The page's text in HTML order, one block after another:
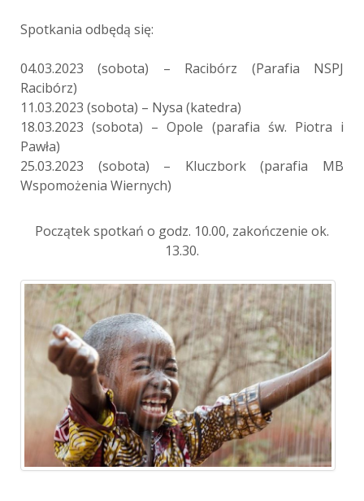
Spotkania odbędą się:
04.03.2023 (sobota) – Racibórz (Parafia NSPJ
Racibórz)
11.03.2023 (sobota) – Nysa (katedra)
18.03.2023 (sobota) – Opole (parafia św. Piotra i
Pawła)
25.03.2023 (sobota) – Kluczbork (parafia MB
Wspomożenia Wiernych)
Początek spotkań o godz. 10.00, zakończenie ok.
13.30.